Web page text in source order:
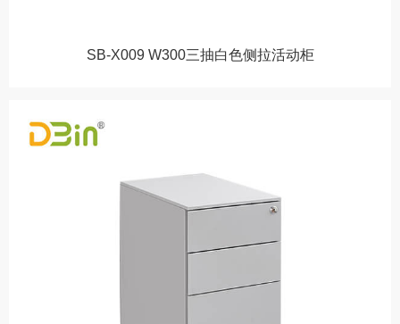
SB-X009 W300三抽白色侧拉活动柜